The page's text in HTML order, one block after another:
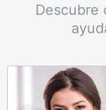
Descubre